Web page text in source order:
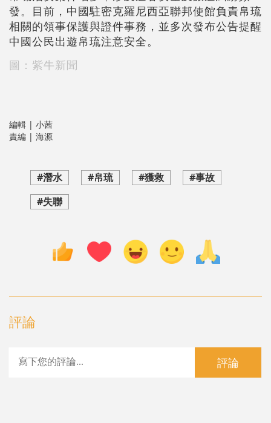
發。目前，中國駐密克羅尼西亞聯邦使館負責帛琉
相關的領事保護與證件事務，並多次發布公告提醒
中國公民出遊帛琉注意安全。
圖：紫牛新聞
編輯 | 小茜
責編 | 海源
#潛水 #帛琉 #獲救
#事故
#失聯
評論
評論